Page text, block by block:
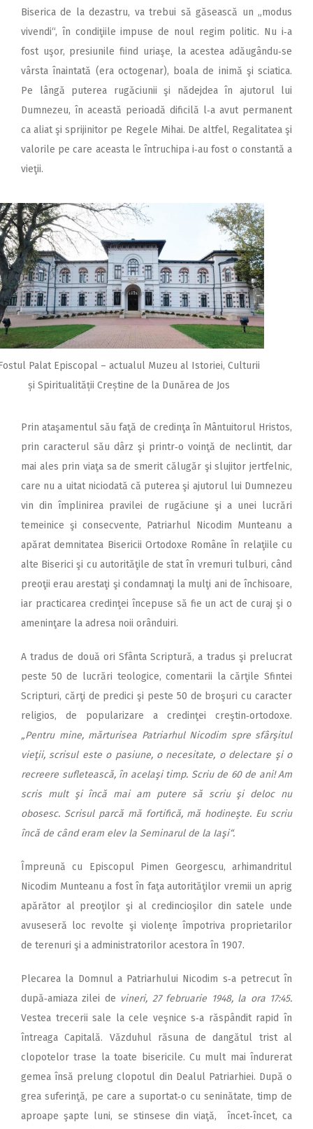
Biserica de la dezastru, va trebui să găsească un „modus
vivendi“, în condiţiile impuse de noul regim politic. Nu i‑a
fost uşor, presiunile fiind uriaşe, la acestea adăugându‑se
vârsta înaintată (era octogenar), boala de inimă şi sciatica.
Pe lângă puterea rugăciunii şi nădejdea în ajutorul lui
Dumnezeu, în această perioadă dificilă l‑a avut permanent
ca aliat şi sprijinitor pe Regele Mihai. De altfel, Regalitatea şi
valorile pe care aceasta le întruchipa i‑au fost o constantă a
vieţii.
Palat Episcopal – actualul Muzeu al Istoriei, Culturii
și Spiritualității Creștine de la Dunărea de Jos
Prin ataşamentul său faţă de credinţa în Mântuitorul Hristos,
prin caracterul său dârz şi printr‑o voinţă de neclintit, dar
mai ales prin viaţa sa de smerit călugăr şi slujitor jertfelnic,
care nu a uitat niciodată că puterea şi ajutorul lui Dumnezeu
vin din împlinirea pravilei de rugăciune şi a unei lucrări
temeinice şi consecvente, Patriarhul Nicodim Munteanu a
apărat demnitatea Bisericii Ortodoxe Române în relaţiile cu
alte Biserici şi cu autorităţile de stat în vremuri tulburi, când
preoţii erau arestaţi şi condamnaţi la mulţi ani de închisoare,
iar practicarea credinţei începuse să fie un act de curaj şi o
ameninţare la adresa noii orânduiri.
A tradus de două ori Sfânta Scriptură, a tradus şi prelucrat
peste 50 de lucrări teologice, comentarii la cărţile Sfintei
Scripturi, cărţi de predici şi peste 50 de broşuri cu caracter
religios, de popularizare a credinţei creştin‑ortodoxe.
„Pentru mine, mărturisea Patriarhul Nicodim spre sfârşitul
vieţii, scrisul este o pasiune, o necesitate, o delectare şi o
recreere sufletească, în acelaşi timp. Scriu de 60 de ani! Am
scris mult şi încă mai am putere să scriu şi deloc nu
obosesc. Scrisul parcă mă fortifică, mă hodineşte. Eu scriu
încă de când eram elev la Seminarul de la Iaşi“.
Împreună cu Episcopul Pimen Georgescu, arhimandritul
Nicodim Munteanu a fost în faţa autorităţilor vremii un aprig
apă­rător al preoţilor şi al credincioşilor din satele unde
avuseseră loc revolte şi violenţe împotriva proprietarilor
de terenuri şi a administratorilor acestora în 1907.
Plecarea la Domnul a Patriarhului Nicodim s‑a petrecut în
după‑amiaza zilei de vineri, 27 februarie 1948, la ora 17:45.
Vestea trecerii sale la cele veşnice s‑a răspândit rapid în
întreaga Capitală. Văzduhul răsuna de dangătul trist al
clopotelor trase la toate bisericile. Cu mult mai îndurerat
gemea însă prelung clopotul din Dealul Patriarhiei. După o
grea suferinţă, pe care a suportat‑o cu seninătate, timp de
aproape şapte luni, se stinsese din viaţă, încet‑încet, ca